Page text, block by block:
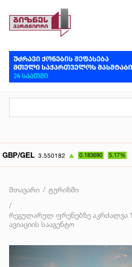
3.550182 0.183690 5.17%
მთავარი ტურიზმი
რეგულარულ ფრენებზე აკრძალვა
ავიაციის სააგენტო